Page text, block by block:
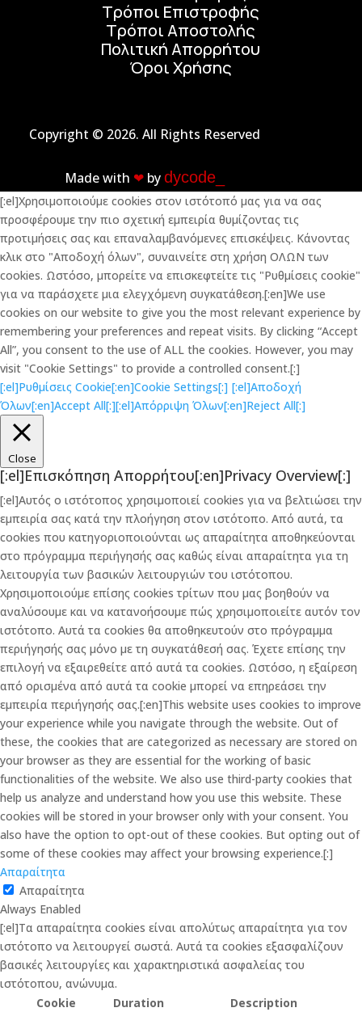
Τρόποι Επιστροφής
Τρόποι Αποστολής
Πολιτική Απορρήτου
Όροι Χρήσης
Copyright © 2026. All Rights Reserved
Made with ❤︎ bydycode_
[:el]Χρησιμοποιούμε cookies στον ιστότοπό μας για να σας
προσφέρουμε την πιο σχετική εμπειρία θυμίζοντας τις
προτιμήσεις σας και επαναλαμβανόμενες επισκέψεις. Κάνοντας
κλικ στο "Αποδοχή όλων", συναινείτε στη χρήση ΟΛΩΝ των
cookies. Ωστόσο, μπορείτε να επισκεφτείτε τις "Ρυθμίσεις cookie"
για να παράσχετε μια ελεγχόμενη συγκατάθεση.[:en]We use
cookies on our website to give you the most relevant experience by
remembering your preferences and repeat visits. By clicking “Accept
All”, you consent to the use of ALL the cookies. However, you may
visit "Cookie Settings" to provide a controlled consent.[:]
[:el]Ρυθμίσεις Cookie[:en]Cookie Settings[:] [:el]Αποδοχή
Όλων[:en]Accept All[:][:el]Απόρριψη Όλων[:en]Reject All[:]
Close
[:el]Επισκόπηση Απορρήτου[:en]Privacy Overview[:]
[:el]Αυτός ο ιστότοπος χρησιμοποιεί cookies για να βελτιώσει την
εμπειρία σας κατά την πλοήγηση στον ιστότοπο. Από αυτά, τα
cookies που κατηγοριοποιούνται ως απαραίτητα αποθηκεύονται
στο πρόγραμμα περιήγησής σας καθώς είναι απαραίτητα για τη
λειτουργία των βασικών λειτουργιών του ιστότοπου.
Χρησιμοποιούμε επίσης cookies τρίτων που μας βοηθούν να
αναλύσουμε και να κατανοήσουμε πώς χρησιμοποιείτε αυτόν τον
ιστότοπο. Αυτά τα cookies θα αποθηκευτούν στο πρόγραμμα
περιήγησής σας μόνο με τη συγκατάθεσή σας. Έχετε επίσης την
επιλογή να εξαιρεθείτε από αυτά τα cookies. Ωστόσο, η εξαίρεση
από ορισμένα από αυτά τα cookie μπορεί να επηρεάσει την
εμπειρία περιήγησής σας.[:en]This website uses cookies to improve
your experience while you navigate through the website. Out of
these, the cookies that are categorized as necessary are stored on
your browser as they are essential for the working of basic
functionalities of the website. We also use third-party cookies that
help us analyze and understand how you use this website. These
cookies will be stored in your browser only with your consent. You
also have the option to opt-out of these cookies. But opting out of
some of these cookies may affect your browsing experience.[:]
Απαραίτητα
Απαραίτητα
Always Enabled
[:el]Τα απαραίτητα cookies είναι απολύτως απαραίτητα για τον
ιστότοπο να λειτουργεί σωστά. Αυτά τα cookies εξασφαλίζουν
βασικές λειτουργίες και χαρακτηριστικά ασφαλείας του
ιστότοπου, ανώνυμα.
Cookie
Duration Description